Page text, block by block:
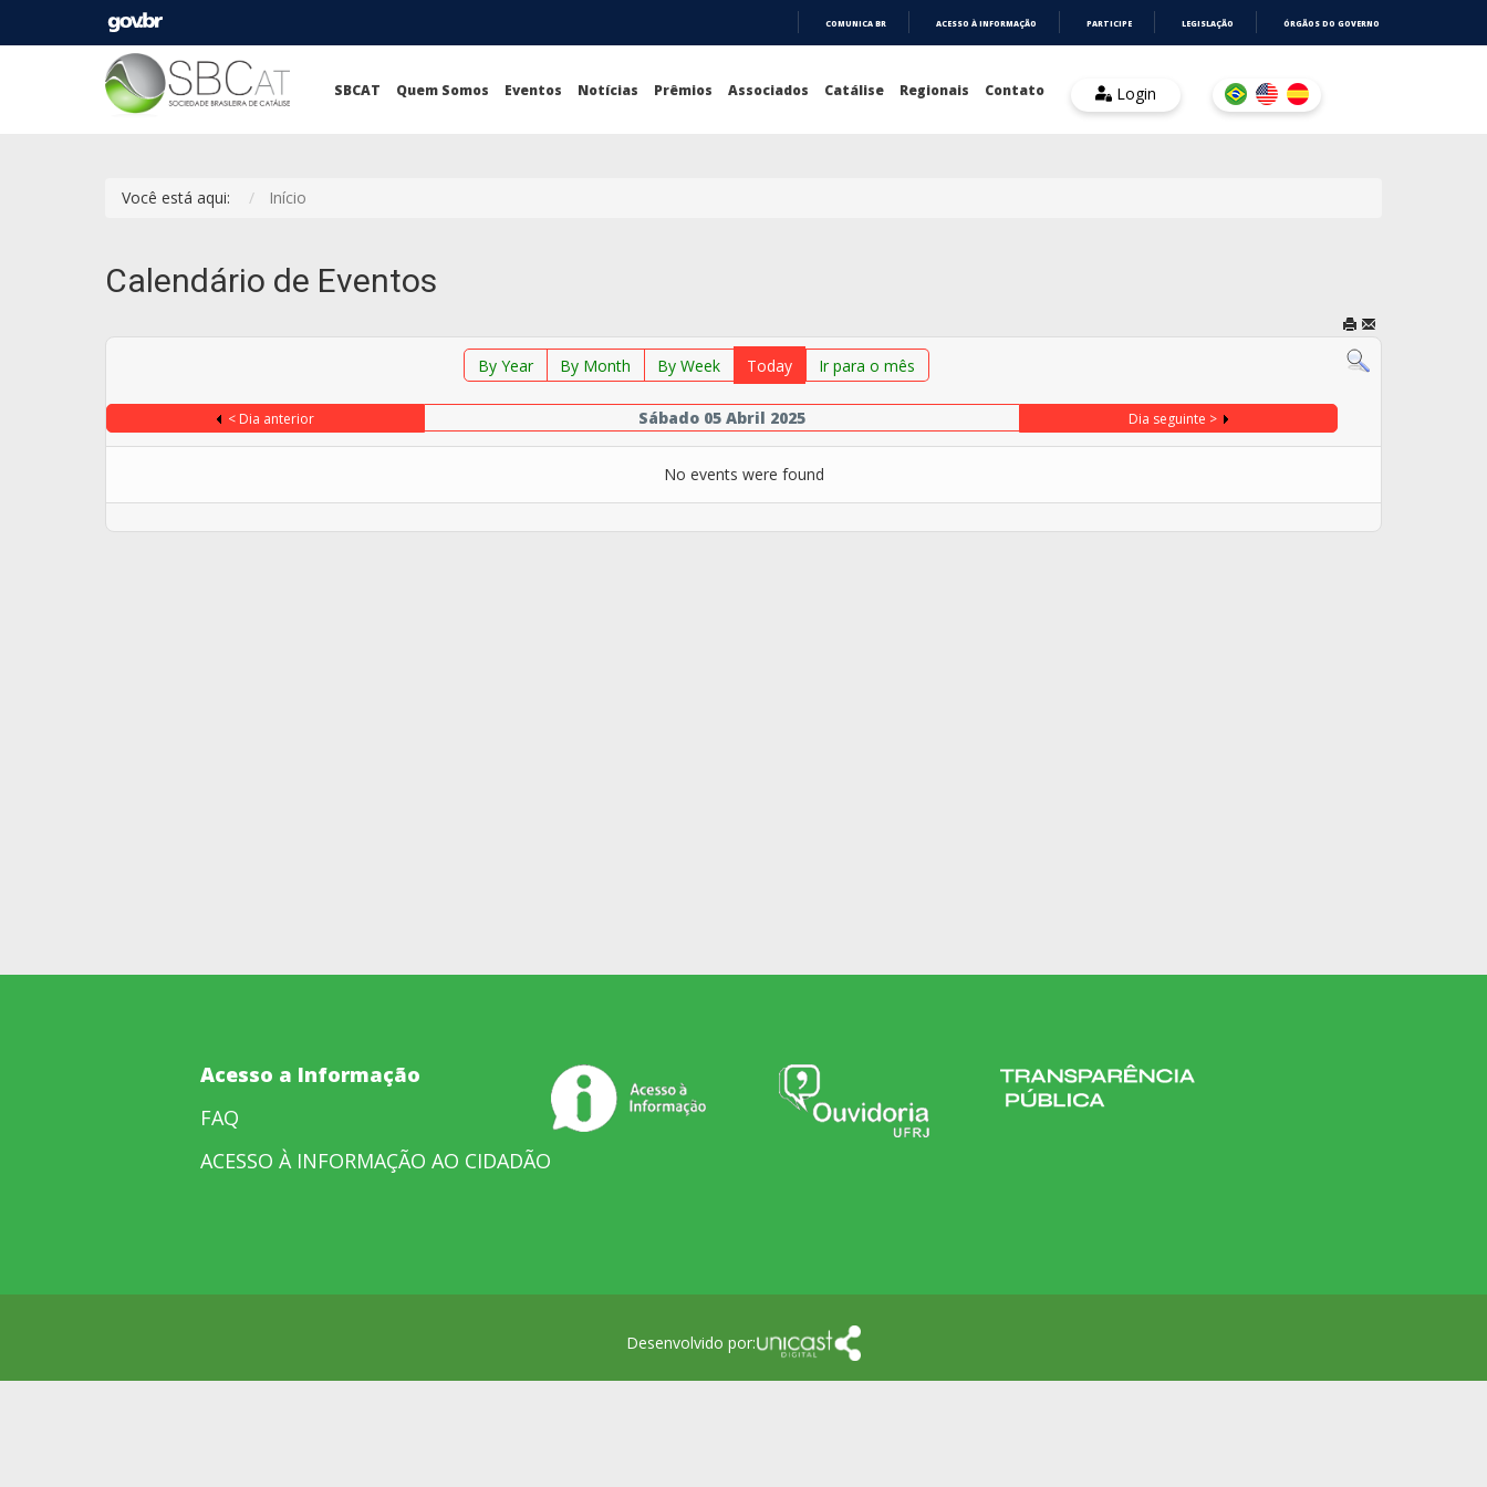
COMUNICA BR ACESSO À INFORMAÇÃO PARTICIPE LEGISLAÇÃO ÓRGÃOS DO GOVERNO
SBCAT Quem Somos Eventos Notícias Prêmios Associados Catálise Regionais Contato Login
Você está aqui: Início
Calendário de Eventos
By Year By Month By Week Today Ir para o mês
< Dia anterior Sábado 05 Abril 2025 Dia seguinte >
No events were found
Acesso a Informação
FAQ
ACESSO À INFORMAÇÃO AO CIDADÃO
Desenvolvido por: